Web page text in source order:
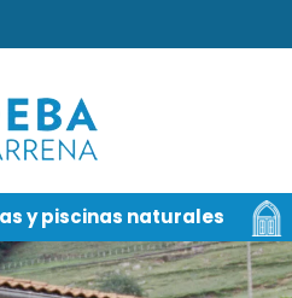
y piscinas naturales